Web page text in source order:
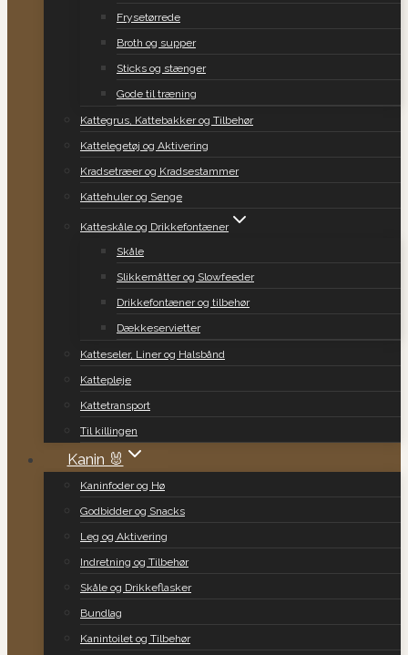
Frysetørrede
Broth og supper
Sticks og stænger
Gode til træning
Kattegrus, Kattebakker og Tilbehør
Kattelegetøj og Aktivering
Kradsetræer og Kradsestammer
Kattehuler og Senge
Katteskåle og Drikkefontæner
Skåle
Slikkemåtter og Slowfeeder
Drikkefontæner og tilbehør
Dækkeservietter
Katteseler, Liner og Halsbånd
Kattepleje
Kattetransport
Til killingen
Kanin 🐰
Kaninfoder og Hø
Godbidder og Snacks
Leg og Aktivering
Indretning og Tilbehør
Skåle og Drikkeflasker
Bundlag
Kanintoilet og Tilbehør